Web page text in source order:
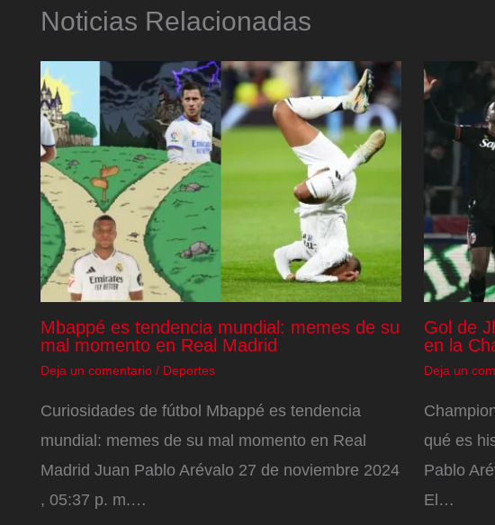
Noticias Relacionadas
Mbappé es tendencia mundial: memes de su
mal momento en Real Madrid
Deja un comentario / Deportes
Curiosidades de fútbol Mbappé es tendencia
mundial: memes de su mal momento en Real
Madrid Juan Pablo Arévalo 27 de noviembre 2024
, 05:37 p. m.…
Gol de
en la
Deja un
qué es
Pablo
El…